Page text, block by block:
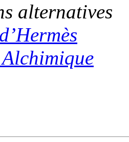
alternatives